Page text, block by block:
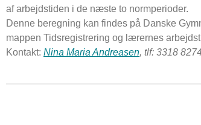
af arbejdstiden i de næste to normperioder.
Denne beregning kan findes på Danske
mappen Tidsregistrering og lærernes
Kontakt: Nina Maria Andreasen, tlf: 3318